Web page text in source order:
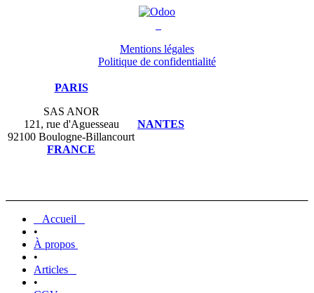
Mentions légales
Politique de confidentialité
PARIS
SAS ANOR
121, rue d'Aguesseau
92100 Boulogne-Billancourt
FRANCE
NANTES
Accueil
•
À propos
•
Articles
•